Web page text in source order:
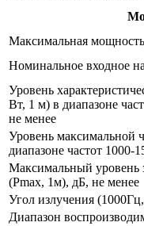
Максимальная
Номинальное входное
Уровень
Вт, 1 м) в диапазоне
не менее
Уровень максимальной
диапазоне частот
Максимальный уровень
(Pmax, 1м), дБ, не менее
Угол излучения
Диапазон